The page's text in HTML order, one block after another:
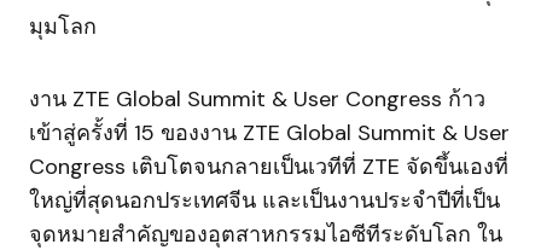
มุมโลก
งาน ZTE Global Summit & User Congress ก้าว
เข้าสู่ครั้งที่ 15 ของงาน ZTE Global Summit & User
Congress เติบโตจนกลายเป็นเวทีที่ ZTE จัดขึ้นเองที่
ใหญ่ที่สุดนอกประเทศจีน และเป็นงานประจำปีที่เป็น
จุดหมายสำคัญของอุตสาหกรรมไอซีทีระดับโลก ใน